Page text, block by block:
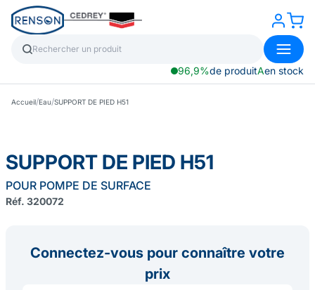
96,9%de produitAen stock
Accueil/Eau/SUPPORT DE PIED H51
SUPPORT DE PIED H51
POUR POMPE DE SURFACE
Réf. 320072
Connectez-vous pour connaître votre
prix